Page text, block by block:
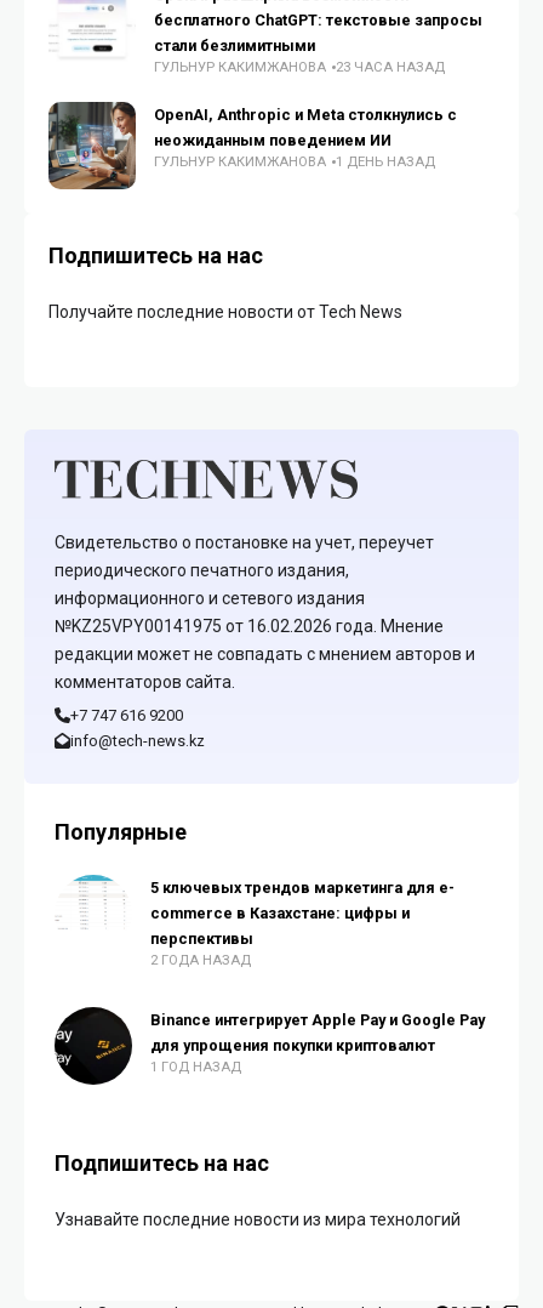
бесплатного ChatGPT: текстовые запросы
стали безлимитными
ГУЛЬНУР КАКИМЖАНОВА 23 ЧАСА НАЗАД
OpenAI, Anthropic и Meta столкнулись с
неожиданным поведением ИИ
ГУЛЬНУР КАКИМЖАНОВА 1 ДЕНЬ НАЗАД
Подпишитесь на нас
Получайте последние новости от Tech News
Свидетельство о постановке на учет, переучет
периодического печатного издания,
информационного и сетевого издания
№KZ25VPY00141975 от 16.02.2026 года. Мнение
редакции может не совпадать с мнением авторов и
комментаторов сайта.
+7 747 616 9200
info@tech-news.kz
Популярные
5 ключевых трендов маркетинга для e-
commerce в Казахстане: цифры и
перспективы
2 ГОДА НАЗАД
Binance интегрирует Apple Pay и Google Pay
для упрощения покупки криптовалют
1 ГОД НАЗАД
Подпишитесь на нас
Узнавайте последние новости из мира технологий